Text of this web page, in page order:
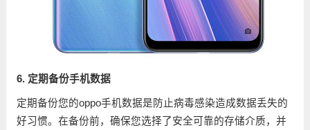
6. 定期备份手机数据
定期备份您的oppo手机数据是防止病毒感染造成数据丢失的
好习惯。在备份前，确保您选择了安全可靠的存储介质，并